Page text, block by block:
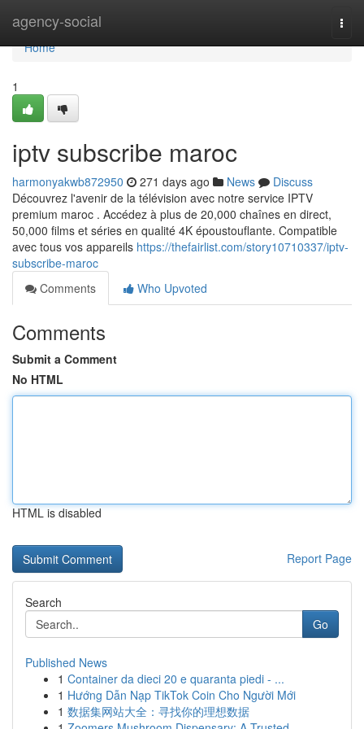
agency-social
Home
Home
1
iptv subscribe maroc
harmonyakwb872950 271 days ago News
Discuss
Découvrez l'avenir de la télévision avec notre service IPTV
premium maroc . Accédez à plus de 20,000 chaînes en direct,
50,000 films et séries en qualité 4K époustouflante. Compatible
avec tous vos appareils https://thefairlist.com/story10710337/iptv-
subscribe-maroc
Comments
Who Upvoted
Comments
Submit a Comment
No HTML
HTML is disabled
Report Page
Search
Go
Published News
1 Container da dieci 20 e quaranta piedi - ...
1 Hướng Dẫn Nạp TikTok Coin Cho Người Mới
1 数据集网站大全：寻找你的理想数据